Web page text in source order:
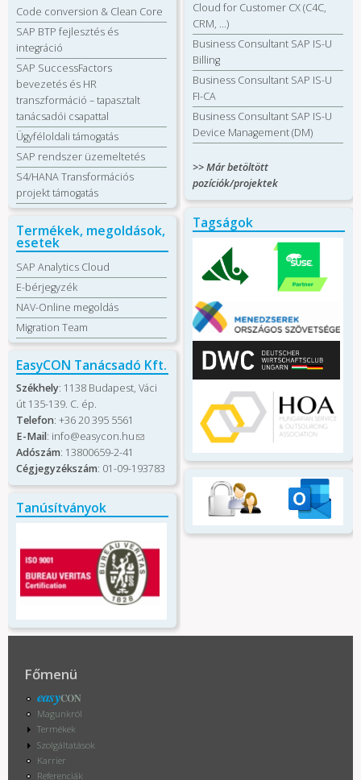
Code conversion & Clean Core
SAP BTP fejlesztés és
integráció
SAP SuccessFactors
bevezetés és HR
transzformáció – tapasztalt
tanácsadói csapattal
Ügyféloldali támogatás
SAP rendszer üzemeltetés
S4/HANA Transformációs
projekt támogatás
Termékek, megoldások,
esetek
SAP Analytics Cloud
E-bérjegyzék
NAV-Online megoldás
Migration Team
EasyCON Tanácsadó Kft.
Székhely: 1138 Budapest, Váci
út 135-139. C. ép.
Telefon: +36 20 395 5561
E-Mail: info@easycon.hu(link
mail)
Adószám: 13800659-2-41
Cégjegyzékszám: 01-09-193783
Tanúsítványok
Cloud for Customer CX (C4C,
CRM, …)
Business Consultant SAP IS-U
Billing
Business Consultant SAP IS-U
FI-CA
Business Consultant SAP IS-U
Device Management (DM)
>> Már betöltött
pozíciók/projektek
Tagságok
Főmenü
easyCON
Magunkról
Termékek
Szolgáltatások
Karrier
Referenciák